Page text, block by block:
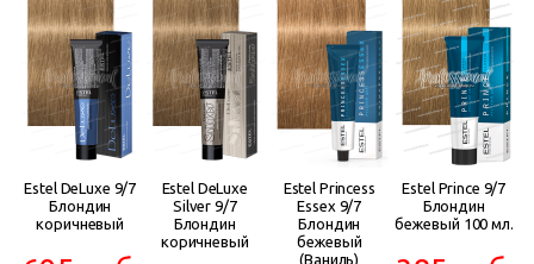
Estel DeLuxe 9/7
Блондин
коричневый
Estel DeLuxe
Silver 9/7
Блондин
коричневый
Estel Princess
Essex 9/7
Блондин
бежевый
(Ваниль)
Estel Prince 9/7
Блондин
бежевый 100 мл.